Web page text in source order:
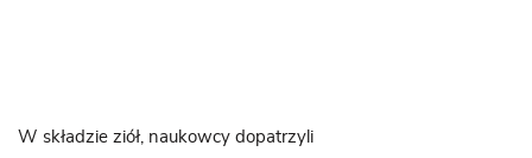
W składzie ziół, naukowcy dopatrzyli